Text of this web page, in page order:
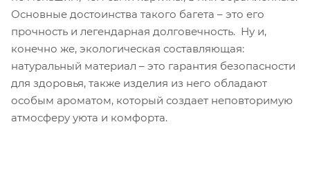
Основные достоинства такого багета – это его
прочность и легендарная долговечность. Ну и,
конечно же, экологическая составляющая:
натуральный материал – это гарантия безопасности
для здоровья, также изделия из него обладают
особым ароматом, который создает неповторимую
атмосферу уюта и комфорта.